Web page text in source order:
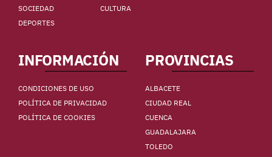
SOCIEDAD
CULTURA
DEPORTES
INFORMACIÓN
CONDICIONES DE USO
POLÍTICA DE PRIVACIDAD
POLÍTICA DE COOKIES
PROVINCIAS
ALBACETE
CIUDAD REAL
CUENCA
GUADALAJARA
TOLEDO